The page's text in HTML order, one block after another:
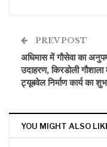
PREV POST
अधिमास में गौसेवा का
उदाहरण, किरडोली गौशाला
ट्यूबवेल निर्माण कार्य का
YOU MIGHT ALSO